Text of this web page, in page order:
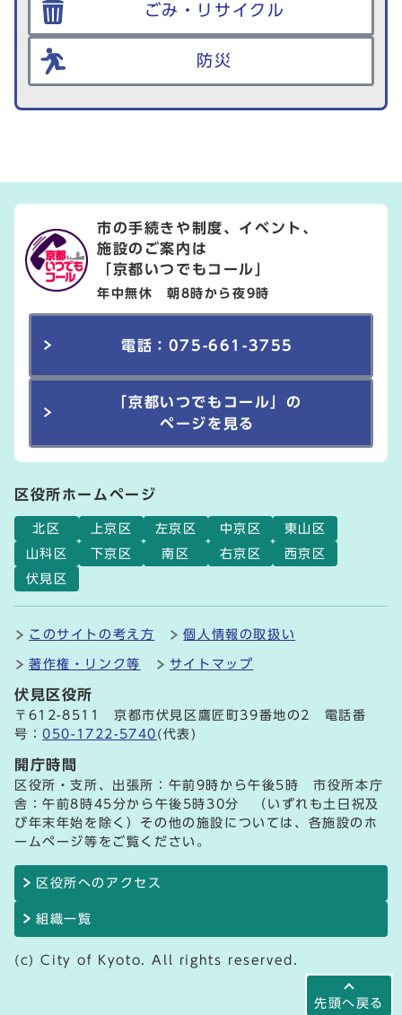
ごみ・リサイクル
防災
先頭へ戻る
市の手続きや制度、イベント、
施設のご案内は
「京都いつでもコール」
年中無休 朝8時から夜9時
電話：075-661-3755
「京都いつでもコール」の
ページを見る
区役所ホームページ
北区 上京区 左京区 中京区
東山区
山科区
下京区 南区 右京区
西京区
伏見区
このサイトの考え方 個人情報の取扱い
著作権・リンク等 サイトマップ
伏見区役所
〒612-8511 京都市伏見区鷹匠町39番地の2 電話番
号：050-1722-5740 (代表)
開庁時間
区役所・支所、出張所：午前9時から午後5時 市役所本庁
舎：午前8時45分から午後5時30分 （いずれも土日祝及
び年末年始を除く）その他の施設については、各施設のホ
ームページ等をご覧ください。
区役所へのアクセス
組織一覧
(c) City of Kyoto. All rights reserved.